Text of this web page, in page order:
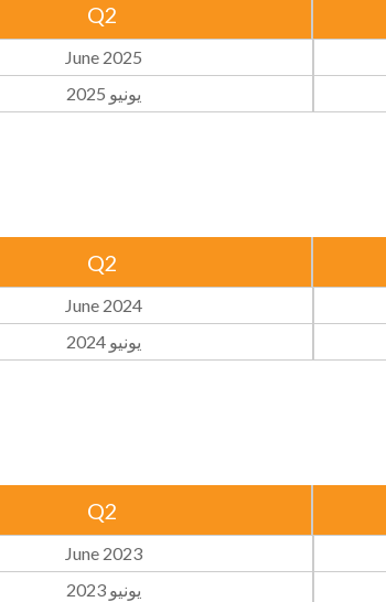
Q2
June 2025
يونيو 2025
Q2
June 2024
يونيو 2024
Q2
June 2023
يونيو 2023